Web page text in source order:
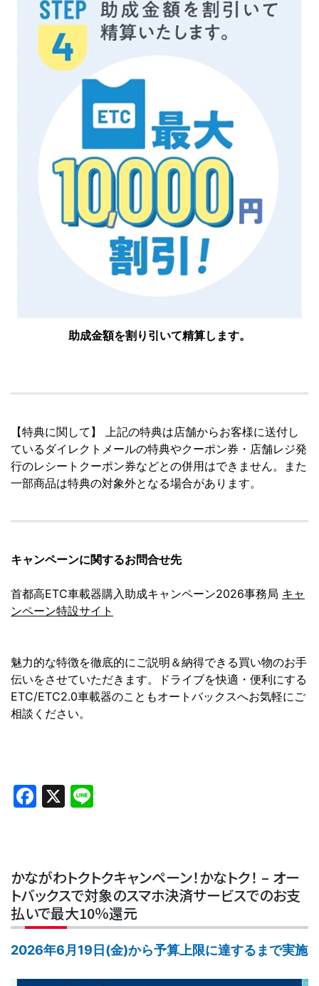
助成金額を割り引いて精算します。
【特典に関して】 上記の特典は店舗からお客様に送付し
ているダイレクトメールの特典やクーポン券・店舗レジ発
行のレシートクーポン券などとの併用はできません。また
一部商品は特典の対象外となる場合があります。
キャンペーンに関するお問合せ先
首都高ETC車載器購入助成キャンペーン2026事務局 キャ
ンペーン特設サイト
魅力的な特徴を徹底的にご説明＆納得できる買い物のお手
伝いをさせていただきます。ドライブを快適・便利にする
ETC/ETC2.0車載器のこともオートバックスへお気軽にご
相談ください。
Facebook
X
かながわトクトクキャンペーン！かなトク！ – オー
トバックスで対象のスマホ決済サービスでのお支
払いで最大10％還元
2026年6月19日(金)から予算上限に達するまで実施